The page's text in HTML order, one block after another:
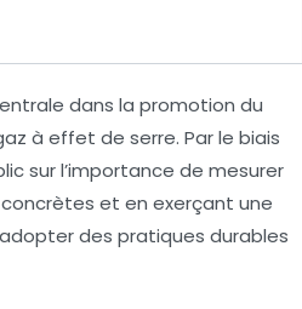
dans la promotion du
à effet de serre. Par le biais
sur l’importance de mesurer
et en exerçant une
des pratiques durables